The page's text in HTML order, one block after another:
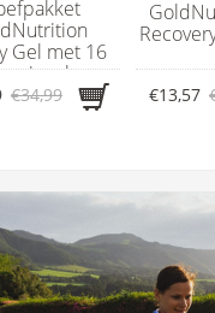
Gel met 16
€34,99 €13,57